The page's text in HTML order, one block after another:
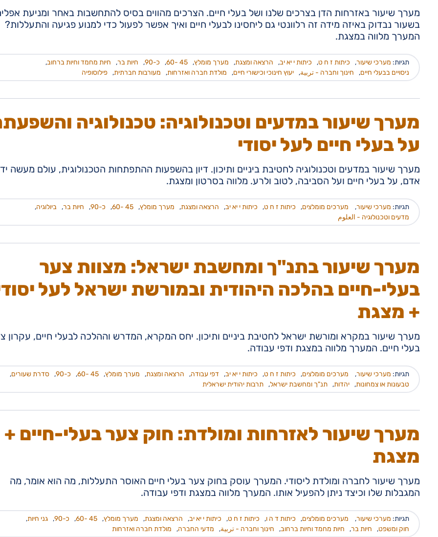
מערך שיעור באזרחות הדן בצרכים שלנו ושל בעלי חיים. הצרכים מהווים בסיס להתחשבות באחר ומניעת
בשעור נבדוק באיזה מידה זה רלוונטי גם ליחסינו לבעלי חיים ואיך אפשר לפעול כדי למנוע פגיעה והתעללות?
המערך מלווה במצגת.
תגיות: מערכי שיעור, כיתות ז ח ט, כיתות י יא יב, הרצאה ומצגת, מערך מומלץ,
45 -60
, כ-90 , חיות בר, חיות מחמד וחיות ברחוב,
ניסויים בבעלי חיים, חינוך וחברה - تربية, יעוץ חינוכי וכישורי חיים, מולדת חברה ואזרחות, מעורבות חברתית, פילוסופיה
מערך שיעור במדעים וטכנולוגיה: טכנולוגיה
על בעלי חיים לעל יסודי
מערך שיעור במדעים וטכנולוגיה לחטיבת ביניים ותיכון. דיון בהשפעות ההתפתחות הטכנולוגית, עולם מעשה
אדם, על בעלי חיים ועל הסביבה, לטוב ולרע. מלווה בסרטון ומצגת.
תגיות: מערכי שיעור, מערכים מומלצים, כיתות ז ח ט, כיתות י יא יב, הרצאה ומצגת, מערך מומלץ,
45 -60
, כ-90 , חיות בר, ביולוגיה,
מדעים וטכנולוגיה - العلوم
מערך שיעור בתנ"ך ומחשבת ישראל: מצוות צער
בעלי-חיים בהלכה היהודית ובמורשת ישראל לעל
+ מצגת
מערך שיעור במקרא ומורשת ישראל לחטיבת ביניים ותיכון. יחס המקרא, המדרש וההלכה לבעלי חיים, עקרון
בעלי חיים. המערך מלווה במצגת ודפי עבודה.
תגיות: מערכי שיעור, מערכים מומלצים, כיתות ז ח ט, כיתות י יא יב, דפי עבודה, הרצאה ומצגת, מערך מומלץ,
45 -60
, כ-90 , סדרת שעורים,
טבעונות או צמחונות, יהדות, תנ"ך ומחשבת ישראל, תרבות יהודית ישראלית
מערך שיעור לאזרחות ומולדת: חוק צער בעלי-חיים +
מצגת
מערך שיעור לחברה ומולדת ליסודי. המערך עוסק בחוק צער בעלי חיים האוסר התעללות, מה הוא אומר, מה
המגבלות שלו וכיצד ניתן להפעיל אותו. המערך מלווה במצגת ודפי עבודה.
תגיות: מערכי שיעור, מערכים מומלצים, כיתות ד ה ו, כיתות ז ח ט, כיתות י יא יב, הרצאה ומצגת, מערך מומלץ,
45 -60
, כ-90 , גני חיות,
חוק ומשפט, חיות בר, חיות מחמד וחיות ברחוב, חינוך וחברה - تربية, מדעי החברה, מולדת חברה ואזרחות